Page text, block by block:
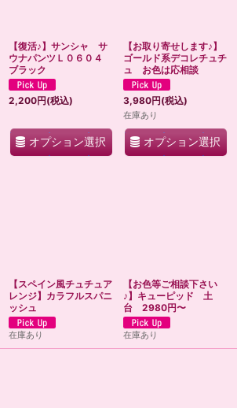
【復活♪】サンシャ サ
ウナパンツＬ０６０４
ブラック
2,200円(税込)
オプション選択
【お取り寄せします♪】
ゴールド系デコレチュチ
ュ お色は応相談
3,980円(税込)
在庫あり
オプション選択
【スペイン風チュチュア
レンジ】カラフルスパニ
ッシュ
在庫あり
【お色等ご相談下さい
♪】キューピッド 土
台 2980円〜
在庫あり